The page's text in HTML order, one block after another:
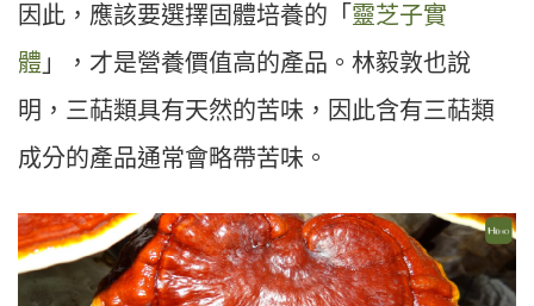
因此，應該要選擇固體培養的「 靈芝子實
體 」，才是營養價值高的產品。林毅敦也說
明，三萜類具有天然的苦味，因此含有三萜類
成分的產品通常會略帶苦味。